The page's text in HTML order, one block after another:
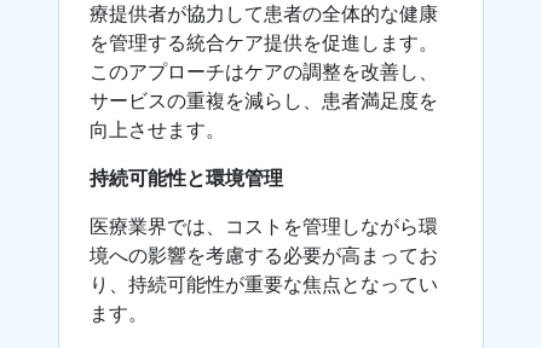
療提供者が協力して患者の全体的な健康
を管理する統合ケア提供を促進します。
このアプローチはケアの調整を改善し、
サービスの重複を減らし、患者満足度を
向上させます。
持続可能性と環境管理
医療業界では、コストを管理しながら環
境への影響を考慮する必要が高まってお
り、持続可能性が重要な焦点となってい
ます。